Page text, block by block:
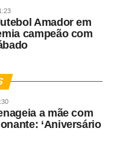
Amador em
campeão com
a mãe com
‘Aniversário